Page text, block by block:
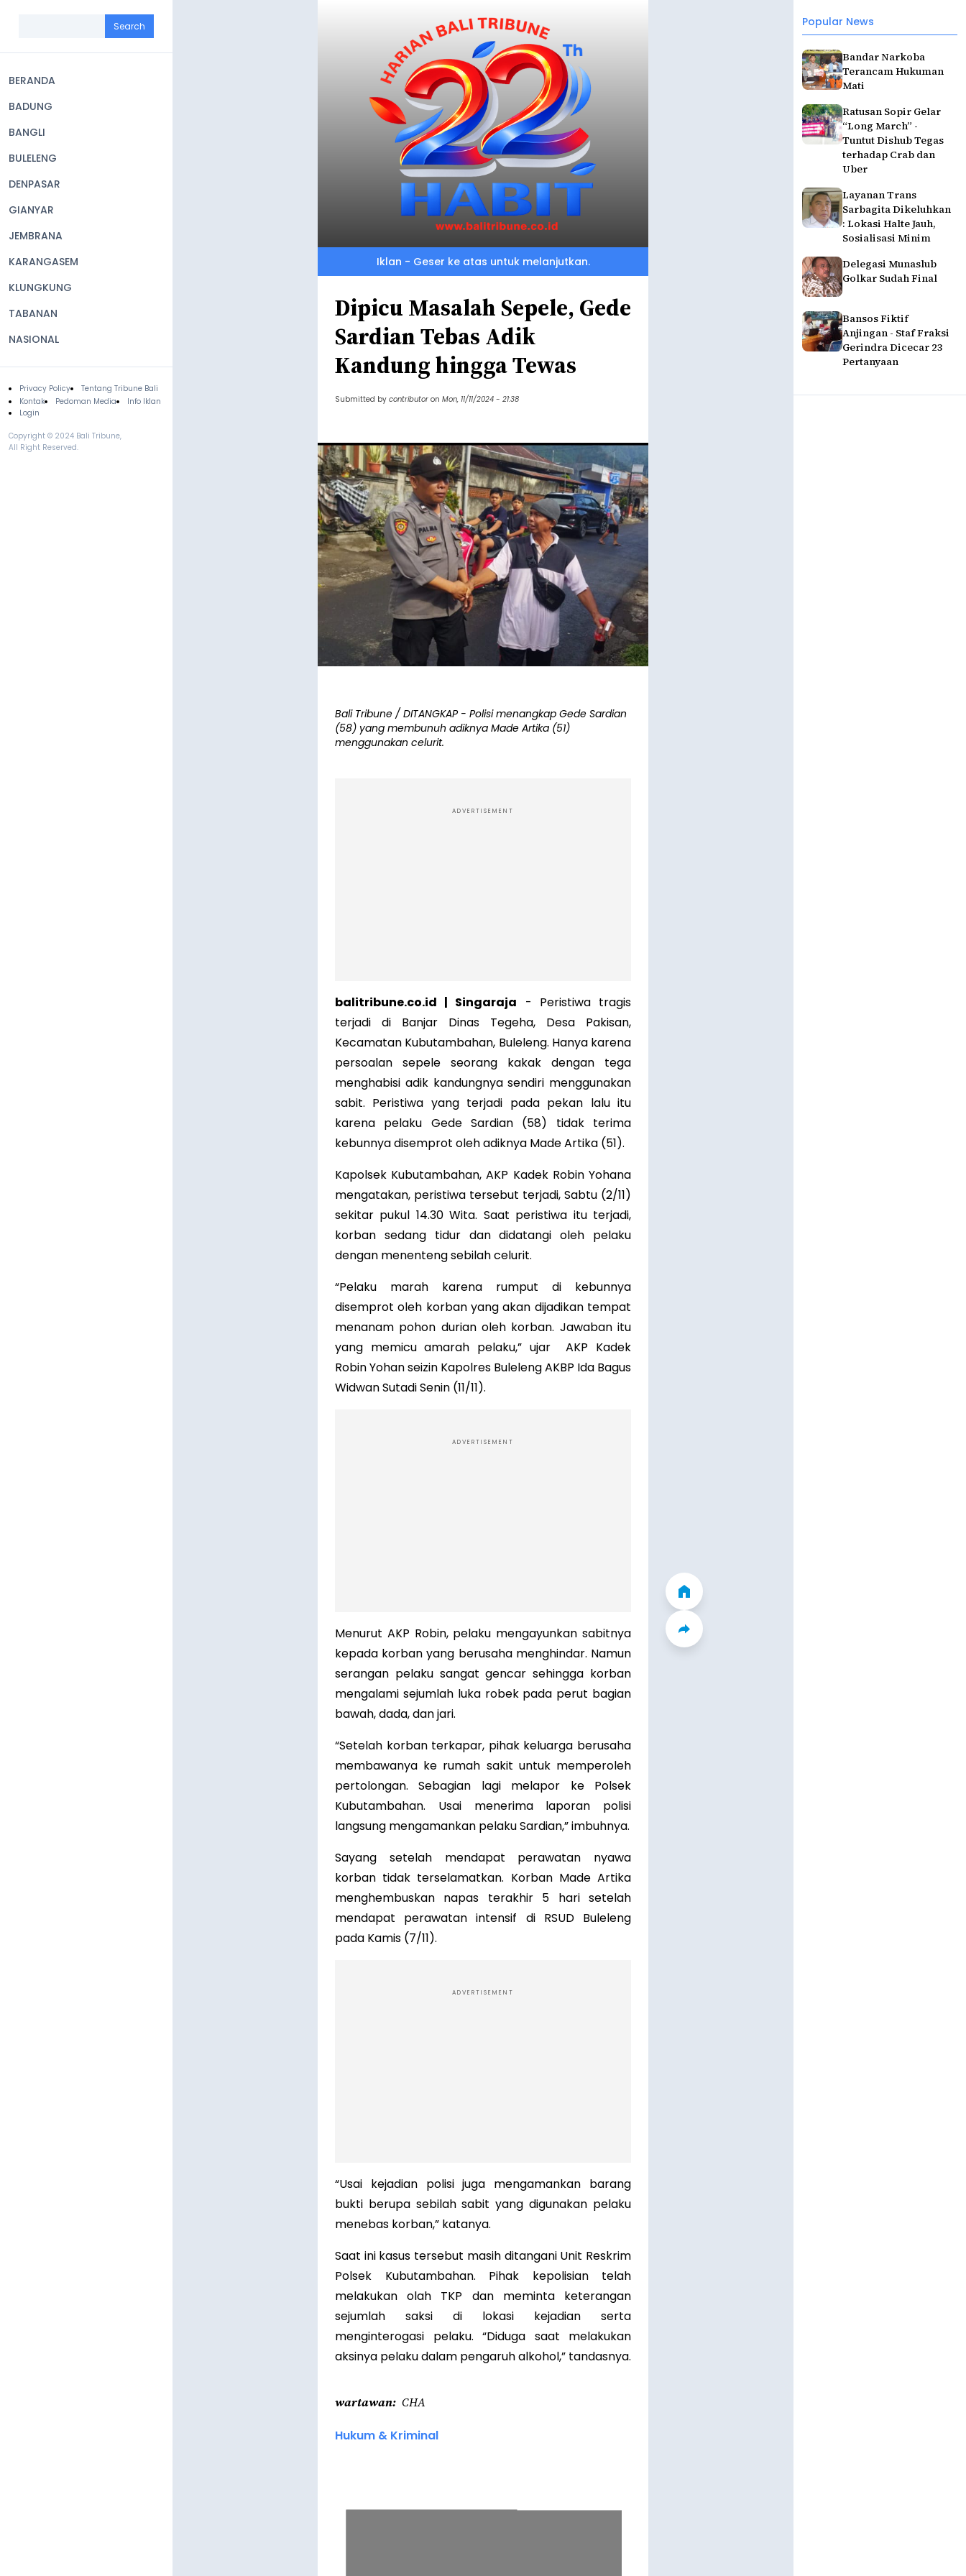
navigation
BERANDA
BADUNG
BANGLI
BULELENG
DENPASAR
GIANYAR
JEMBRANA
KARANGASEM
KLUNGKUNG
TABANAN
NASIONAL
Footer
Privacy Policy
Tentang Tribune Bali
Kontak
Pedoman Media
Info Iklan
Login
Copyright © 2024 Bali Tribune,
All Right Reserved.
Popular News
Bandar Narkoba
Terancam Hukuman
Mati
Ratusan Sopir Gelar
“Long March” -
Tuntut Dishub Tegas
terhadap Crab dan
Uber
Layanan Trans
Sarbagita Dikeluhkan
: Lokasi Halte Jauh,
Sosialisasi Minim
Delegasi Munaslub
Golkar Sudah Final
Bansos Fiktif
Anjingan - Staf Fraksi
Gerindra Dicecar 23
Pertanyaan
Iklan - Geser ke atas untuk melanjutkan.
Dipicu Masalah Sepele, Gede
Sardian Tebas Adik
Kandung hingga Tewas
Submitted by contributor on Mon, 11/11/2024 - 21:38
Bali Tribune / DITANGKAP - Polisi menangkap Gede Sardian
(58) yang membunuh adiknya Made Artika (51)
menggunakan celurit.
ADVERTISEMENT
balitribune.co.id | Singaraja - Peristiwa tragis
terjadi di Banjar Dinas Tegeha, Desa Pakisan,
Kecamatan Kubutambahan, Buleleng. Hanya karena
persoalan sepele seorang kakak dengan tega
menghabisi adik kandungnya sendiri menggunakan
sabit. Peristiwa yang terjadi pada pekan lalu itu
karena pelaku Gede Sardian (58) tidak terima
kebunnya disemprot oleh adiknya Made Artika (51).
Kapolsek Kubutambahan, AKP Kadek Robin Yohana
mengatakan, peristiwa tersebut terjadi, Sabtu (2/11)
sekitar pukul 14.30 Wita. Saat peristiwa itu terjadi,
korban sedang tidur dan didatangi oleh pelaku
dengan menenteng sebilah celurit.
“Pelaku marah karena rumput di kebunnya
disemprot oleh korban yang akan dijadikan tempat
menanam pohon durian oleh korban. Jawaban itu
yang memicu amarah pelaku,” ujar AKP Kadek
Robin Yohan seizin Kapolres Buleleng AKBP Ida Bagus
Widwan Sutadi Senin (11/11).
ADVERTISEMENT
Menurut AKP Robin, pelaku mengayunkan sabitnya
kepada korban yang berusaha menghindar. Namun
serangan pelaku sangat gencar sehingga korban
mengalami sejumlah luka robek pada perut bagian
bawah, dada, dan jari.
“Setelah korban terkapar, pihak keluarga berusaha
membawanya ke rumah sakit untuk memperoleh
pertolongan. Sebagian lagi melapor ke Polsek
Kubutambahan. Usai menerima laporan polisi
langsung mengamankan pelaku Sardian,” imbuhnya.
Sayang setelah mendapat perawatan nyawa
korban tidak terselamatkan. Korban Made Artika
menghembuskan napas terakhir 5 hari setelah
mendapat perawatan intensif di RSUD Buleleng
pada Kamis (7/11).
ADVERTISEMENT
“Usai kejadian polisi juga mengamankan barang
bukti berupa sebilah sabit yang digunakan pelaku
menebas korban,” katanya.
Saat ini kasus tersebut masih ditangani Unit Reskrim
Polsek Kubutambahan. Pihak kepolisian telah
melakukan olah TKP dan meminta keterangan
sejumlah saksi di lokasi kejadian serta
menginterogasi pelaku. “Diduga saat melakukan
aksinya pelaku dalam pengaruh alkohol,” tandasnya.
wartawan CHA
Hukum & Kriminal